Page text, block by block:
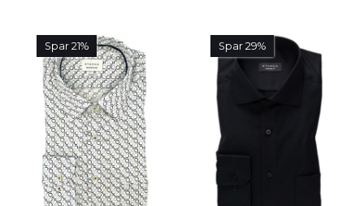
Spar 21% Spar 29%